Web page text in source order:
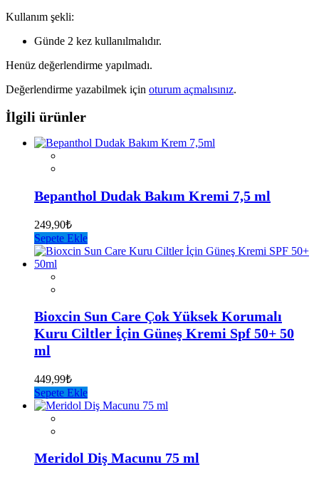
Kullanım şekli:
Günde 2 kez kullanılmalıdır.
Henüz değerlendirme yapılmadı.
Değerlendirme yazabilmek için oturum açmalısınız.
İlgili ürünler
Bepanthol Dudak Bakım Kremi 7,5 ml
249,90₺
Sepete Ekle
Bioxcin Sun Care Çok Yüksek Korumalı
Kuru Ciltler İçin Güneş Kremi Spf 50+ 50
ml
449,99₺
Sepete Ekle
Meridol Diş Macunu 75 ml